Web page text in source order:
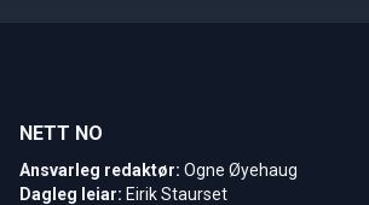
NETT NO
Ansvarleg redaktør: Ogne Øyehaug
Dagleg leiar: Eirik Staurset